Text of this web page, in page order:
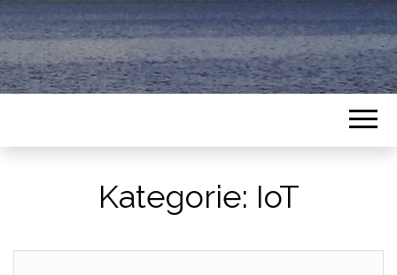
Kategorie: IoT